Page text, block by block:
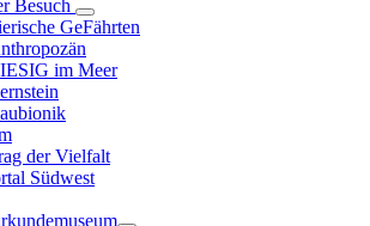
Besuch
GeFährten
im Meer
der Vielfalt
Südwest